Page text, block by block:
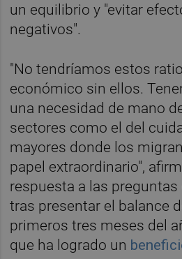
un equilibrio y "evitar
negativos".
"No tendríamos estos
económico sin ellos.
una necesidad de mano
sectores como el del
mayores donde los
papel extraordinario",
respuesta a las
tras presentar el balance
primeros tres meses del
que ha logrado un